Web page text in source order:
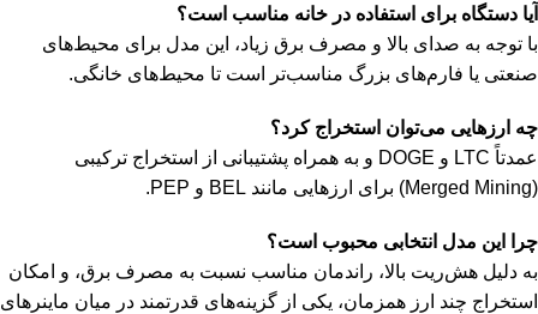
آیا دستگاه برای استفاده در خانه مناسب است؟
با توجه به صدای بالا و مصرف برق زیاد، این مدل برای محیط‌های
صنعتی یا فارم‌های بزرگ مناسب‌تر است تا محیط‌های خانگی.
چه ارزهایی می‌توان استخراج کرد؟
عمدتاً LTC و DOGE و به همراه پشتیبانی از استخراج ترکیبی
(Merged Mining) برای ارزهایی مانند BEL و PEP.
چرا این مدل انتخابی محبوب است؟
به دلیل هش‌ریت بالا، راندمان مناسب نسبت به مصرف برق، و امکان
استخراج چند ارز همزمان، یکی از گزینه‌های قدرتمند در میان ماینرهای